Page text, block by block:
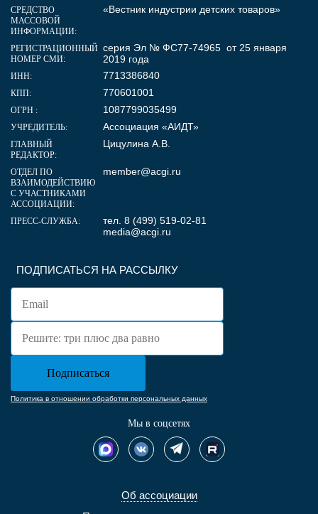
Об ассоциации
ПОДПИСАТЬСЯ НА РАССЫЛКУ
Политика в отношении обработки персональных данных
Мы в соцсетях
СРЕДСТВО
МАССОВОЙ
ИНФОРМАЦИИ:
«Вестник индустрии детских товаров»
РЕГИСТРАЦИОННЫЙ
НОМЕР СМИ:
серия Эл № ФС77-74965 от 25 января
2019 года
ИНН: 7713386840
КПП: 770601001
ОГРН : 1087799035499
УЧРЕДИТЕЛЬ: Ассоциация «АИДТ»
ГЛАВНЫЙ
РЕДАКТОР:
Цицулина А.В.
ОТДЕЛ ПО
ВЗАИМОДЕЙСТВИЮ
С УЧАСТНИКАМИ
АССОЦИАЦИИ:
member@acgi.ru
ПРЕСС-СЛУЖБА:
тел. 8 (499) 519-02-81
media@acgi.ru